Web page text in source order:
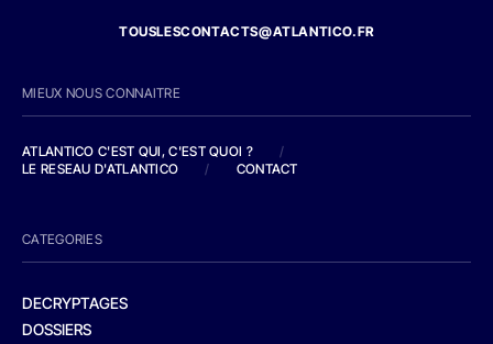
TOUSLESCONTACTS@ATLANTICO.FR
MIEUX NOUS CONNAITRE
ATLANTICO C'EST QUI, C'EST QUOI ?
/
LE RESEAU D'ATLANTICO
/ CONTACT
CATEGORIES
DECRYPTAGES
DOSSIERS